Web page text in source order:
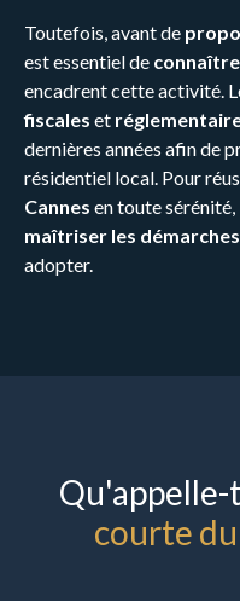
Toutefois, avant de
est essentiel de
encadrent cette activité.
fiscales et
dernières années afin de
résidentiel local. Pour
Cannes en toute
maîtriser les démarches
adopter.
courte